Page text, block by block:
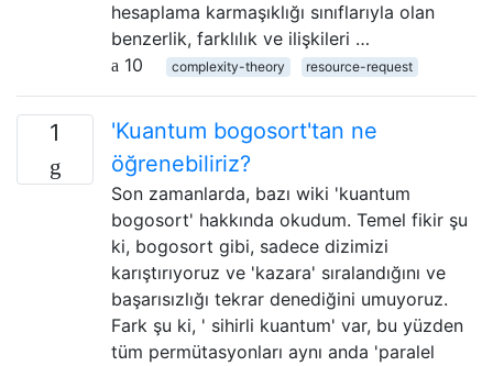
hesaplama karmaşıklığı sınıflarıyla olan
benzerlik, farklılık ve ilişkileri …
10
complexity-theory resource-request
1
'Kuantum bogosort'tan ne
öğrenebiliriz?
Son zamanlarda, bazı wiki 'kuantum
bogosort' hakkında okudum. Temel fikir şu
ki, bogosort gibi, sadece dizimizi
karıştırıyoruz ve 'kazara' sıralandığını ve
başarısızlığı tekrar denediğini umuyoruz.
Fark şu ki, ' sihirli kuantum' var, bu yüzden
tüm permütasyonları aynı anda 'paralel